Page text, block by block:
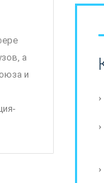
а
и